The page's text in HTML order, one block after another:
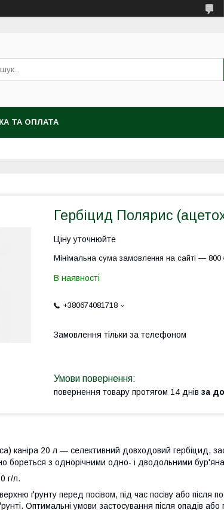
ТА ОПЛАТА
Гербіцид Полярис
Ціну уточнюйте
Мінімальна сума замовлення на сайті — 800
В наявності
+380674081718
Замовлення тільки за телефоном
повернення товару протягом 14 днів за
каніра 20 л — селективний довходовий гербіцид,
бореться з однорічними одно- і дводольними
г/л.
ґрунту перед посівом, під час посіву або після
Оптимальні умови застосування після опадів